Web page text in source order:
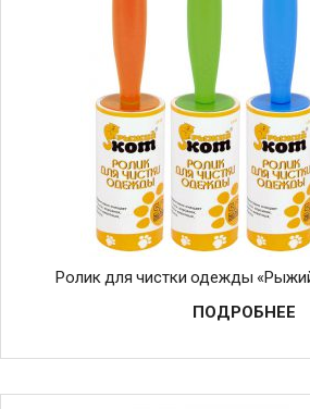
Ролик для чистки одежды
ПОДРОБНЕЕ